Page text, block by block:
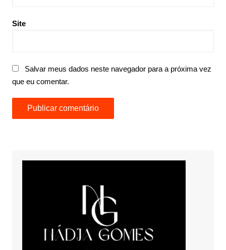
Site
Salvar meus dados neste navegador para a próxima vez
que eu comentar.